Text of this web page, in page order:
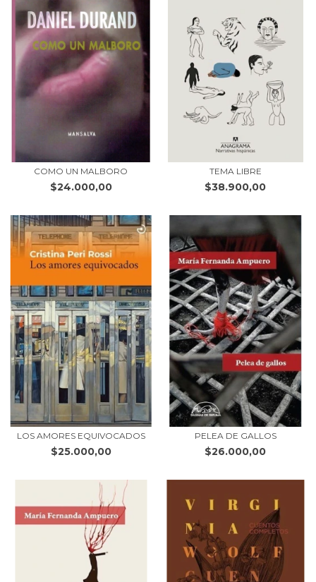
COMO UN MALBORO
$24.000,00
TEMA LIBRE
$38.900,00
LOS AMORES EQUIVOCADOS
$25.000,00
PELEA DE GALLOS
$26.000,00